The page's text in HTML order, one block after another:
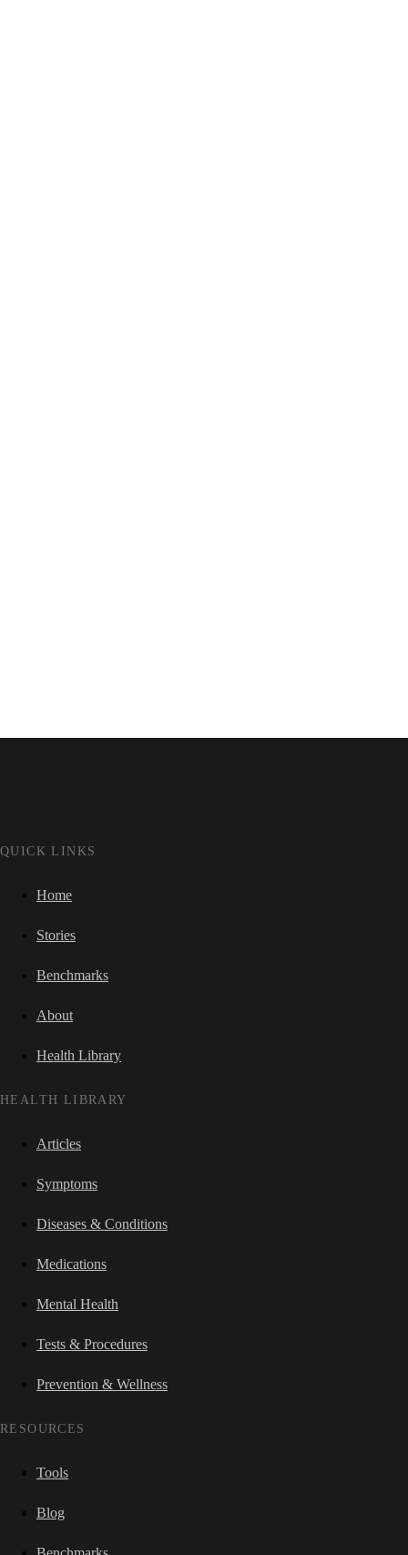
QUICK LINKS
Home
Stories
Benchmarks
About
Health Library
HEALTH LIBRARY
Articles
Symptoms
Diseases & Conditions
Medications
Mental Health
Tests & Procedures
Prevention & Wellness
RESOURCES
Tools
Blog